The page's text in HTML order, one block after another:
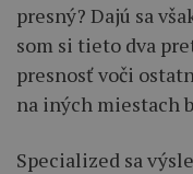
presný? Dajú sa
som si tieto dva
presnosť voči
na iných miestach
Specialized sa